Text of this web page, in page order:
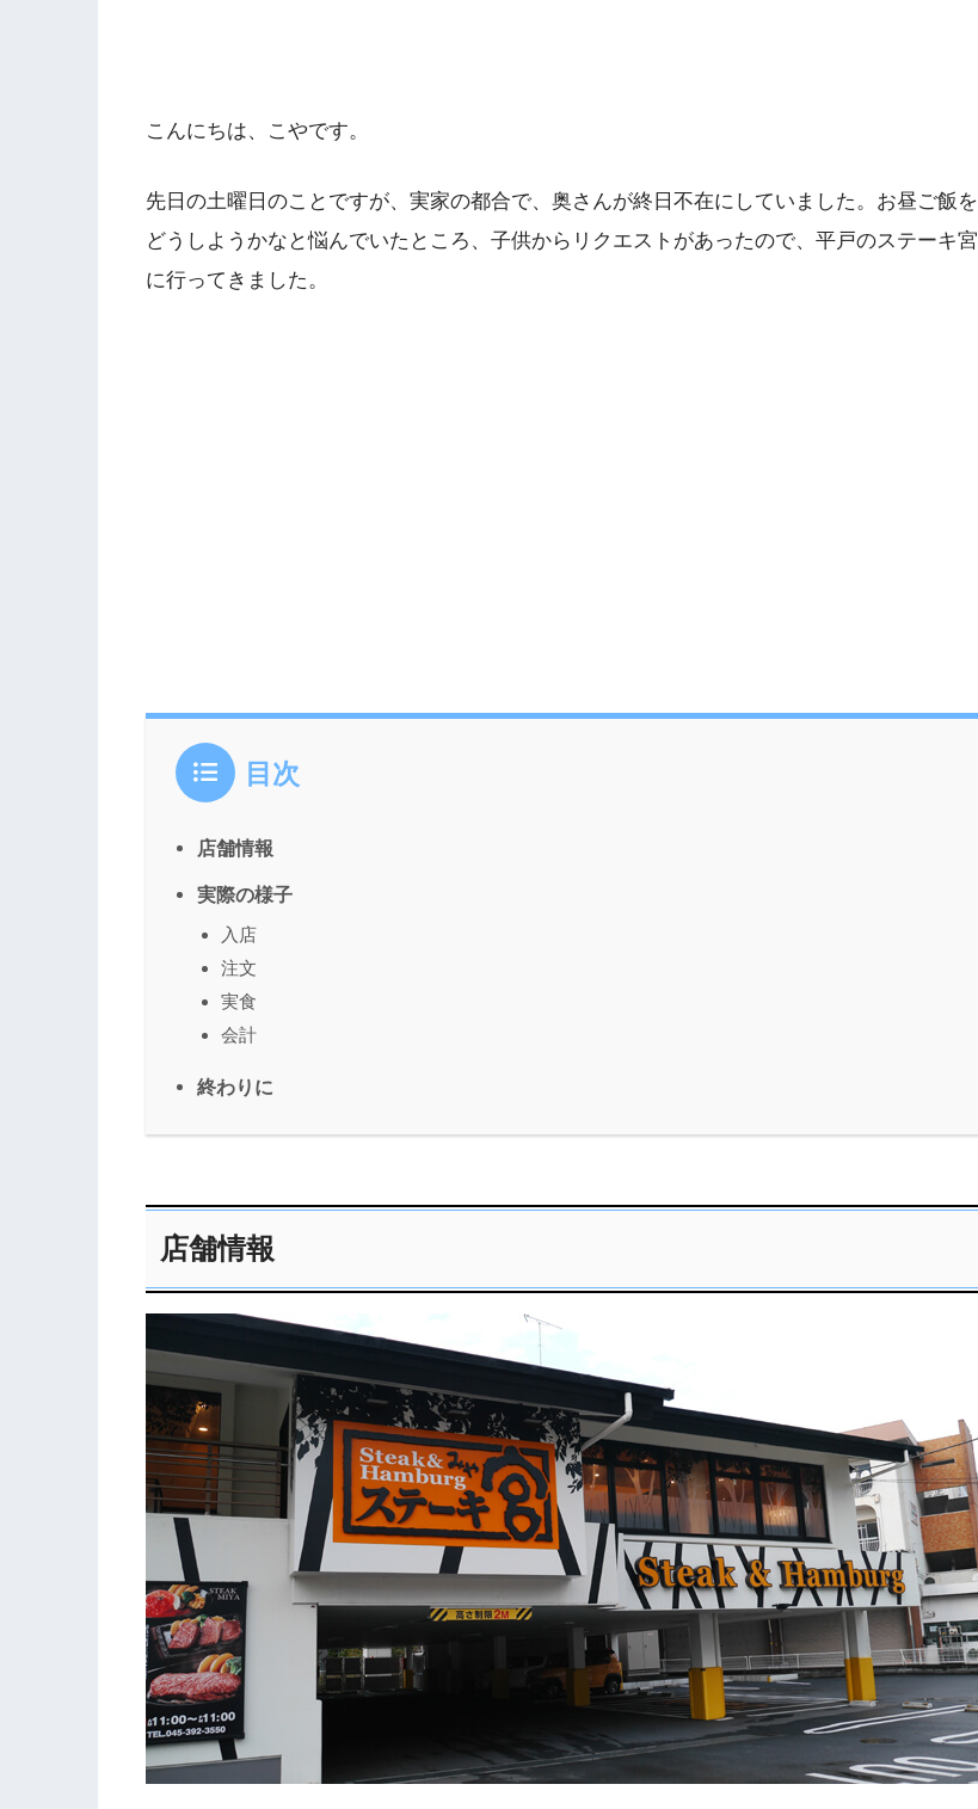
こんにちは、こやです。
先日の土曜日のことですが、実家の都合で、奥さんが終日不在にしていました。お昼ご飯を
どうしようかなと悩んでいたところ、子供からリクエストがあったので、平戸のステーキ宮
に行ってきました。
目次
店舗情報
実際の様子
入店
注文
実食
会計
終わりに
店舗情報